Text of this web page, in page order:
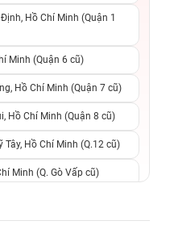
Hồ Chí Minh (Quận 1
Minh (Quận 6 cũ)
Hồ Chí Minh (Quận 7 cũ)
Hồ Chí Minh (Quận 8 cũ)
Hồ Chí Minh (Q.12 cũ)
Minh (Q. Gò Vấp cũ)
Minh (Quận Tân Phú cũ)